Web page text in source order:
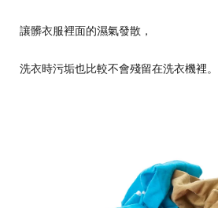
讓髒衣服裡面的濕氣發散，
洗衣時污垢也比較不會殘留在洗衣機裡。